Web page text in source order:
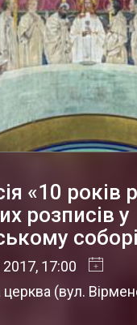
«10 років
розписів у
2017, 17:00
церква (вул.